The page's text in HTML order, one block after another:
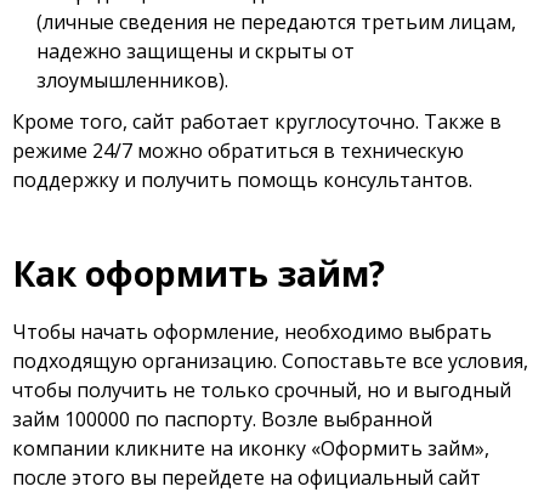
(личные сведения не передаются третьим лицам,
надежно защищены и скрыты от
злоумышленников).
Кроме того, сайт работает круглосуточно. Также в
режиме 24/7 можно обратиться в техническую
поддержку и получить помощь консультантов.
Как оформить займ?
Чтобы начать оформление, необходимо выбрать
подходящую организацию. Сопоставьте все условия,
чтобы получить не только срочный, но и выгодный
займ 100000 по паспорту. Возле выбранной
компании кликните на иконку «Оформить займ»,
после этого вы перейдете на официальный сайт